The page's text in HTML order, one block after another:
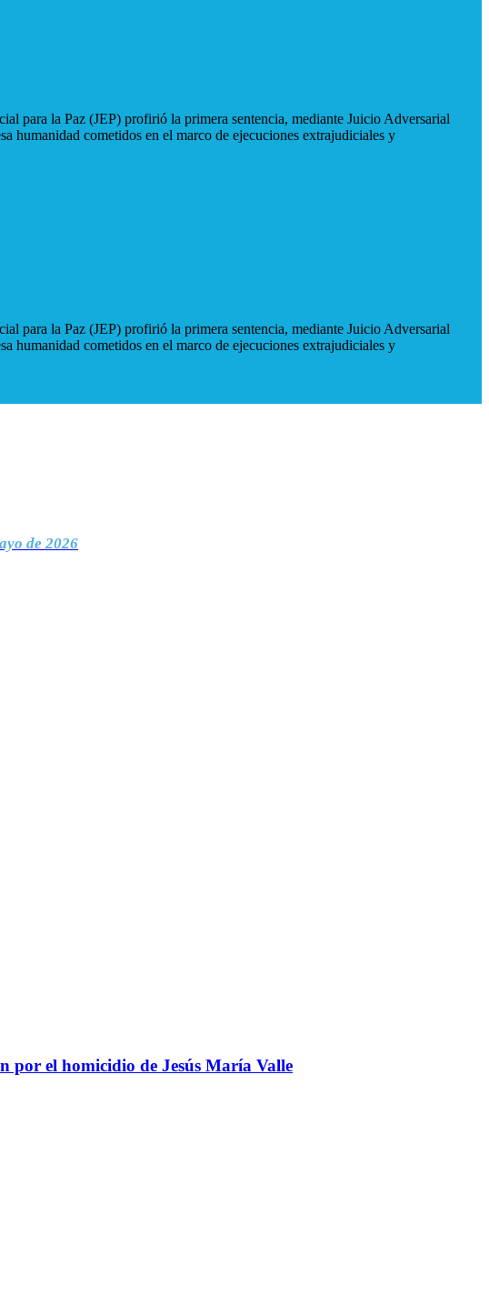
para la Paz (JEP) profirió la primera sentencia, mediante Juicio Adversarial
humanidad cometidos en el marco de ejecuciones extrajudiciales y
para la Paz (JEP) profirió la primera sentencia, mediante Juicio Adversarial
humanidad cometidos en el marco de ejecuciones extrajudiciales y
de 2026
por el homicidio de Jesús María Valle